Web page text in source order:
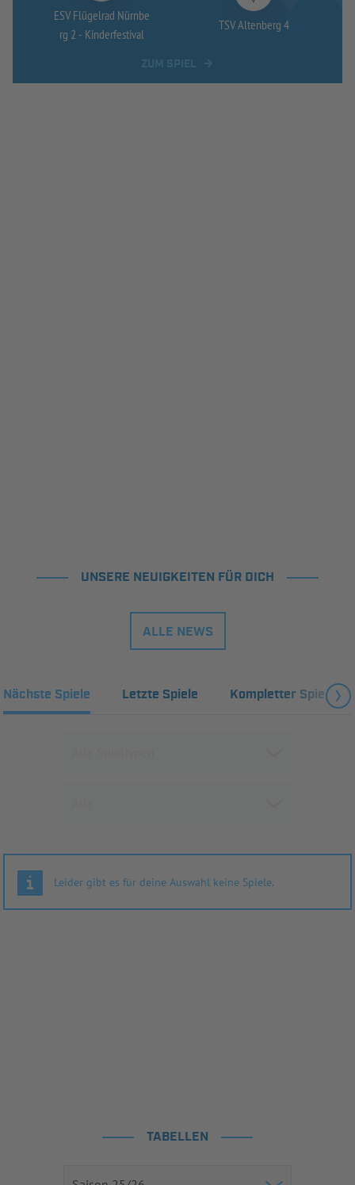
ESV Flügelrad Nürnbe
rg 2 - Kinderfestival
TSV Altenberg 4
UNSERE NEUIGKEITEN FÜR DICH
ALLE NEWS
Nächste Spiele Letzte Spiele Kompletter Spielplan
Leider gibt es für deine Auswahl keine Spiele.
TABELLEN